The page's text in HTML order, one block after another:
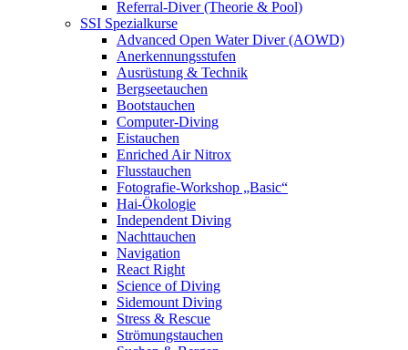
Referral-Diver (Theorie & Pool)
SSI Spezialkurse
Advanced Open Water Diver (AOWD)
Anerkennungsstufen
Ausrüstung & Technik
Bergseetauchen
Bootstauchen
Computer-Diving
Eistauchen
Enriched Air Nitrox
Flusstauchen
Fotografie-Workshop „Basic“
Hai-Ökologie
Independent Diving
Nachttauchen
Navigation
React Right
Science of Diving
Sidemount Diving
Stress & Rescue
Strömungstauchen